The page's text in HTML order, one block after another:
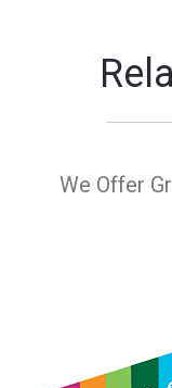
We Offer